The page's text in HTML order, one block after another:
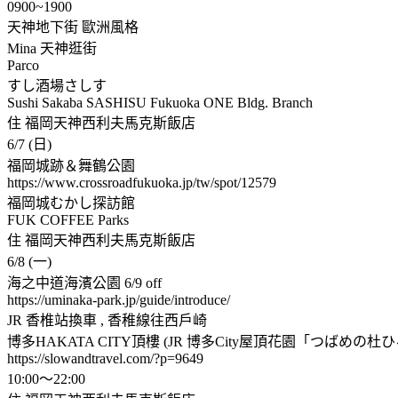
0900~1900
天神地下街 歐洲風格
Mina 天神逛街
Parco
すし酒場さしす
Sushi Sakaba SASHISU Fukuoka ONE Bldg. Branch
住 福岡天神西利夫馬克斯飯店
6/7 (日)
福岡城跡＆舞鶴公園
https://www.crossroadfukuoka.jp/tw/spot/12579
福岡城むかし探訪館
FUK COFFEE Parks
住 福岡天神西利夫馬克斯飯店
6/8 (一)
海之中道海濱公園 6/9 off
https://uminaka-park.jp/guide/introduce/
JR 香椎站換車 , 香稚線往西戶崎
博多HAKATA CITY頂樓 (JR 博多City屋頂花園「つばめの杜
https://slowandtravel.com/?p=9649
10:00～22:00